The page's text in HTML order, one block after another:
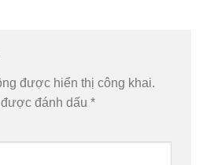
được hiển thị công khai.
đánh dấu *